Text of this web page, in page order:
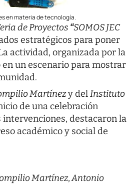
en materia de tecnología.
de Proyectos “SOMOS JEC
estratégicos para poner
actividad, organizada por la
en un escenario para mostrar
Martínezy delInstituto
de una celebración
destacaron la
académico y social de
Martínez,Antonio